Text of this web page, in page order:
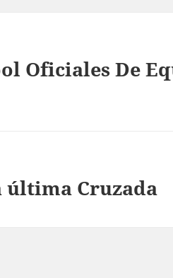
Oficiales De
última Cruzada